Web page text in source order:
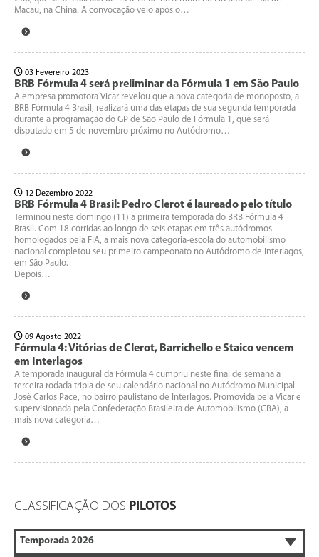
Macau, na China. A convocação veio após o…
03 Fevereiro 2023
BRB Fórmula 4 será preliminar da Fórmula 1 em São Paulo
A empresa promotora Vicar revelou que a nova categoria de monoposto, a
BRB Fórmula 4 Brasil, realizará uma das etapas de sua segunda temporada
durante a programação do GP de São Paulo de Fórmula 1, que será
disputado em 5 de novembro próximo no Autódromo…
12 Dezembro 2022
BRB Fórmula 4 Brasil: Pedro Clerot é laureado pelo título
Terminou neste domingo (11) a primeira temporada do BRB Fórmula 4
Brasil. Com 18 corridas ao longo de seis etapas em três autódromos
homologados pela FIA, a mais nova categoria-escola do automobilismo
nacional completou seu primeiro campeonato no Autódromo de Interlagos,
em São Paulo.
Depois…
09 Agosto 2022
Fórmula 4: Vitórias de Clerot, Barrichello e Staico vencem
em Interlagos
A temporada inaugural da Fórmula 4 cumpriu neste final de semana a
terceira rodada tripla de seu calendário nacional no Autódromo Municipal
José Carlos Pace, no bairro paulistano de Interlagos. Promovida pela Vicar e
supervisionada pela Confederação Brasileira de Automobilismo (CBA), a
mais nova categoria…
CLASSIFICAÇÃO DOS PILOTOS